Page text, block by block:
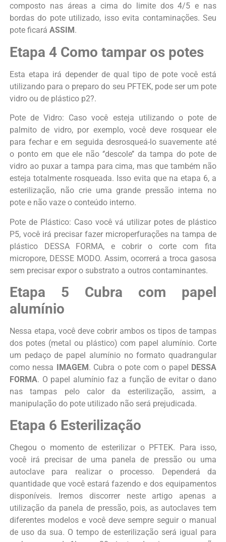
composto nas áreas a cima do limite dos 4/5 e nas
bordas do pote utilizado, isso evita contaminações. Seu
pote ficará ASSIM .
Etapa 4 Como tampar os potes
Esta etapa irá depender de qual tipo de pote você está
utilizando para o preparo do seu PFTEK, pode ser um pote
vidro ou de plástico p2?.
Pote de Vidro: Caso você esteja utilizando o pote de
palmito de vidro, por exemplo, você deve rosquear ele
para fechar e em seguida desrosqueá-lo suavemente até
o ponto em que ele não ‘’descole’’ da tampa do pote de
vidro ao puxar a tampa para cima, mas que também não
esteja totalmente rosqueada. Isso evita que na etapa 6, a
esterilização, não crie uma grande pressão interna no
pote e não vaze o conteúdo interno.
Pote de Plástico: Caso você vá utilizar potes de plástico
P5, você irá precisar fazer microperfurações na tampa de
plástico DESSA FORMA, e cobrir o corte com fita
micropore, DESSE MODO. Assim, ocorrerá a troca gasosa
sem precisar expor o substrato a outros contaminantes.
Etapa 5 Cubra com papel
alumínio
Nessa etapa, você deve cobrir ambos os tipos de tampas
dos potes (metal ou plástico) com papel alumínio. Corte
um pedaço de papel alumínio no formato quadrangular
como nessa IMAGEM. Cubra o pote com o papel DESSA
FORMA. O papel alumínio faz a função de evitar o dano
nas tampas pelo calor da esterilização, assim, a
manipulação do pote utilizado não será prejudicada.
Etapa 6 Esterilização
Chegou o momento de esterilizar o PFTEK. Para isso,
você irá precisar de uma panela de pressão ou uma
autoclave para realizar o processo. Dependerá da
quantidade que você estará fazendo e dos equipamentos
disponíveis. Iremos discorrer neste artigo apenas a
utilização da panela de pressão, pois, as autoclaves tem
diferentes modelos e você deve sempre seguir o manual
de uso da sua. O tempo de esterilização será igual para